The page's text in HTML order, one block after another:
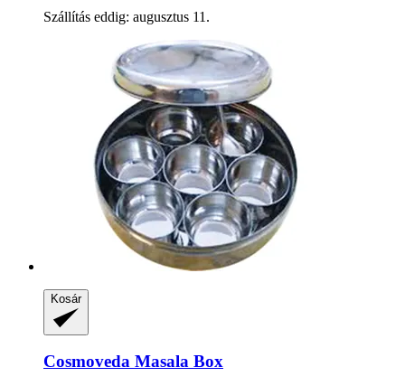
Szállítás eddig: augusztus 11.
Kosár
Cosmoveda Masala Box